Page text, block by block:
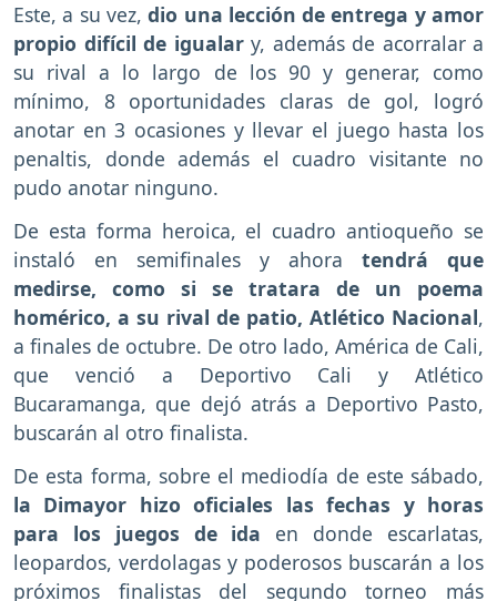
Este, a su vez,dio una lección de entrega y amor
propio difícil de igualary, además de acorralar a
su rival a lo largo de los 90 y generar, como
mínimo, 8 oportunidades claras de gol, logró
anotar en 3 ocasiones y llevar el juego hasta los
penaltis, donde además el cuadro visitante no
pudo anotar ninguno.
De esta forma heroica, el cuadro antioqueño se
instaló en semifinales y ahora tendrá que
medirse, como si se tratara de un poema
homérico, a su rival de patio, Atlético Nacional,
a finales de octubre. De otro lado, América de Cali,
que venció a Deportivo Cali y Atlético
Bucaramanga, que dejó atrás a Deportivo Pasto,
buscarán al otro finalista.
De esta forma, sobre el mediodía de este sábado,
la Dimayor hizo oficiales las fechas y horas
para los juegos de ida en donde escarlatas,
leopardos, verdolagas y poderosos buscarán a los
próximos finalistas del segundo torneo más